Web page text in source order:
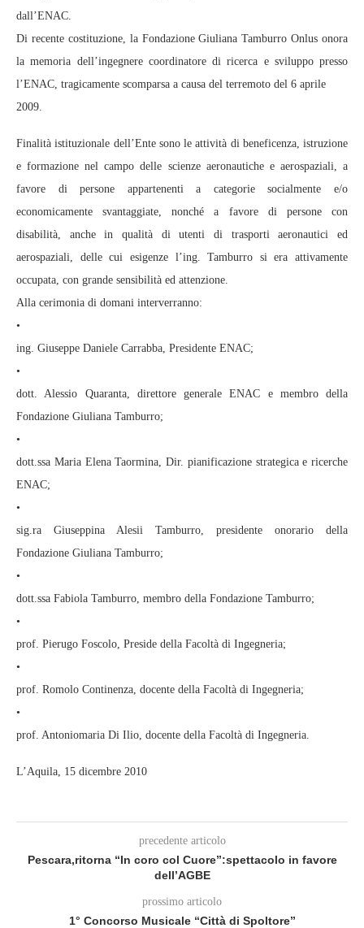
dall’ENAC.
Di recente costituzione, la Fondazione Giuliana Tamburro Onlus onora
la memoria dell’ingegnere coordinatore di ricerca e sviluppo presso
l’ENAC, tragicamente scomparsa a causa del terremoto del 6 aprile
2009.
Finalità istituzionale dell’Ente sono le attività di beneficenza, istruzione
e formazione nel campo delle scienze aeronautiche e aerospaziali, a
favore di persone appartenenti a categorie socialmente e/o
economicamente svantaggiate, nonché a favore di persone con
disabilità, anche in qualità di utenti di trasporti aeronautici ed
aerospaziali, delle cui esigenze l’ing. Tamburro si era attivamente
occupata, con grande sensibilità ed attenzione.
Alla cerimonia di domani interverranno:
•
ing. Giuseppe Daniele Carrabba, Presidente ENAC;
•
dott. Alessio Quaranta, direttore generale ENAC e membro della
Fondazione Giuliana Tamburro;
•
dott.ssa Maria Elena Taormina, Dir. pianificazione strategica e ricerche
ENAC;
•
sig.ra Giuseppina Alesii Tamburro, presidente onorario della
Fondazione Giuliana Tamburro;
•
dott.ssa Fabiola Tamburro, membro della Fondazione Tamburro;
•
prof. Pierugo Foscolo, Preside della Facoltà di Ingegneria;
•
prof. Romolo Continenza, docente della Facoltà di Ingegneria;
•
prof. Antoniomaria Di Ilio, docente della Facoltà di Ingegneria.
L’Aquila, 15 dicembre 2010
precedente articolo
Pescara,ritorna “In coro col Cuore”:spettacolo in favore
dell’AGBE
prossimo articolo
1° Concorso Musicale “Città di Spoltore”